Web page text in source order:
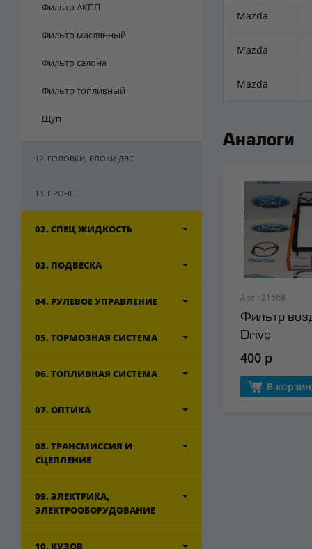
Фильтр АКПП
Фильтр маслянный
Фильтр салона
Фильтр топливный
Щуп
12. ГОЛОВКИ, БЛОКИ ДВС
13. ПРОЧЕЕ
02. СПЕЦ ЖИДКОСТЬ
03. ПОДВЕСКА
04. РУЛЕВОЕ УПРАВЛЕНИЕ
05. ТОРМОЗНАЯ СИСТЕМА
06. ТОПЛИВНАЯ СИСТЕМА
07. ОПТИКА
08. ТРАНСМИССИЯ И
СЦЕПЛЕНИЕ
09. ЭЛЕКТРИКА,
ЭЛЕКТРООБОРУДОВАНИЕ
10. КУЗОВ
Mazda
Mazda
Mazda
Аналоги
Арт.: 21568
Фильтр
Drive
400 р
В